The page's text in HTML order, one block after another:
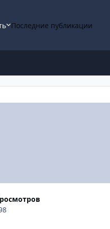
Последние публикации